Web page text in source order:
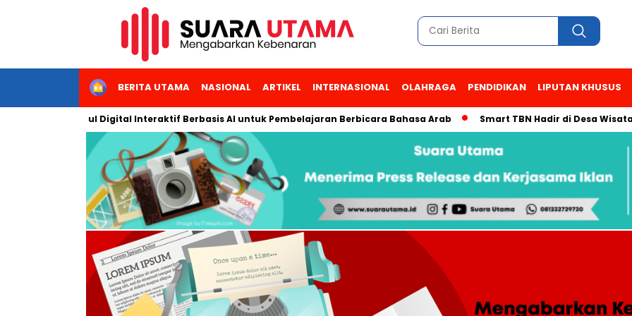
HOMEBERITA UTAMA NASIONAL ARTIKEL INTERNASIONAL OLAHRAGA PENDIDIKAN LIPUTAN KHUSUS
Modul Digital Interaktif Berbasis AI untuk Pembelajaran Berbicara Bahasa Arab Smart TBN Hadir di Desa Wisata